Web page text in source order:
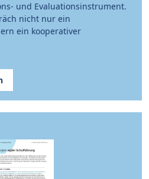
und Evaluationsinstrument.
nicht nur ein
ein kooperativer